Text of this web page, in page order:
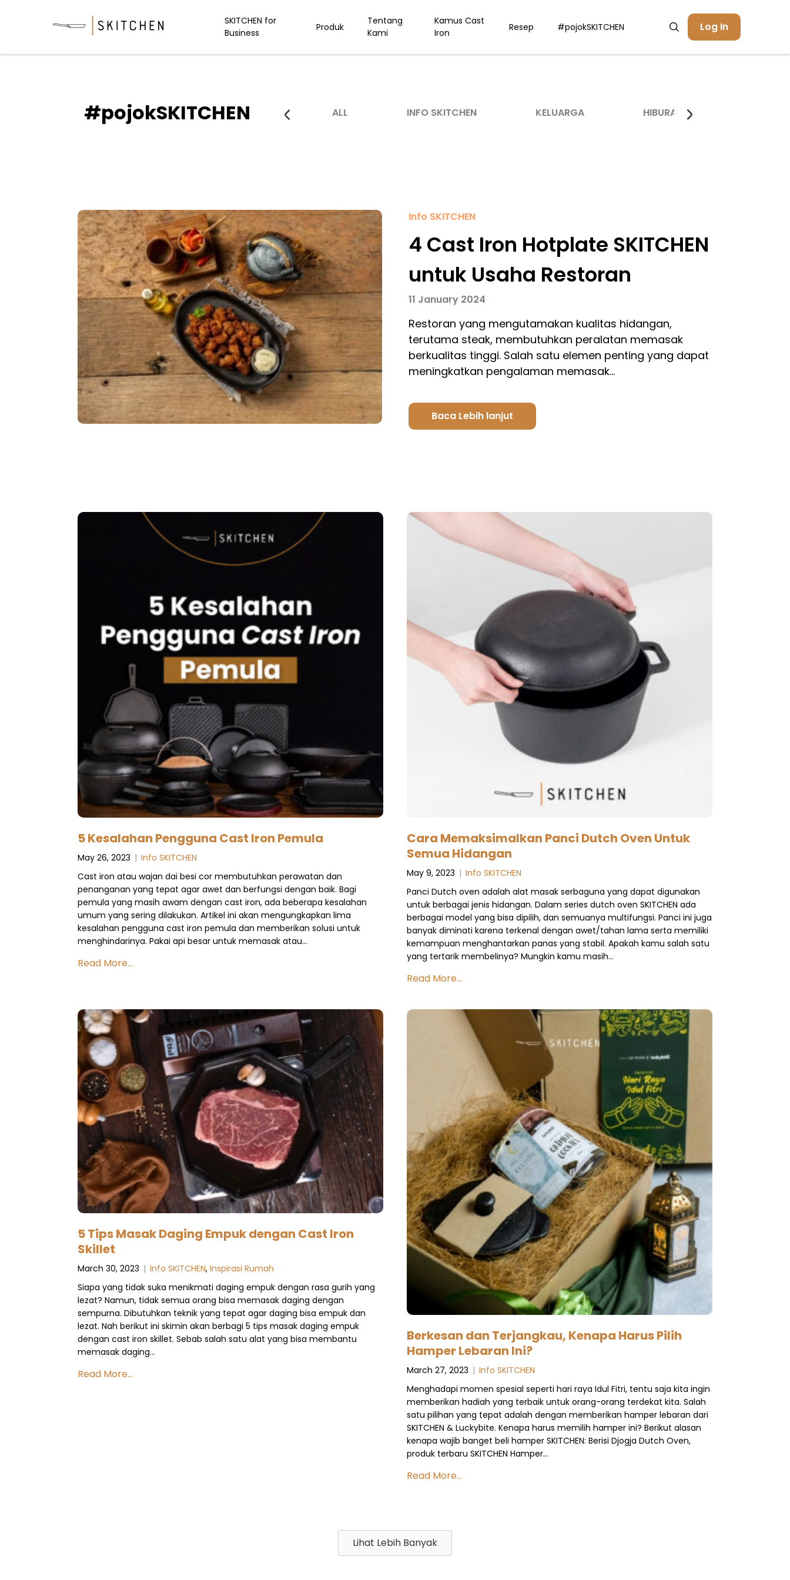
SKITCHEN for
Business
Produk
Tentang
Kami
Kamus Cast
Iron
Resep #pojokSKITCHEN Log In
#pojokSKITCHEN ALL INFO SKITCHEN KELUARGA HIBURAN
Info SKITCHEN
4 Cast Iron Hotplate SKITCHEN
untuk Usaha Restoran
11 January 2024
Restoran yang mengutamakan kualitas hidangan,
terutama steak, membutuhkan peralatan memasak
berkualitas tinggi. Salah satu elemen penting yang dapat
meningkatkan pengalaman memasak…
Baca Lebih lanjut
5 Kesalahan Pengguna Cast Iron Pemula
May 26, 2023 | Info SKITCHEN
Cast iron atau wajan dai besi cor membutuhkan perawatan dan
penanganan yang tepat agar awet dan berfungsi dengan baik. Bagi
pemula yang masih awam dengan cast iron, ada beberapa kesalahan
umum yang sering dilakukan. Artikel ini akan mengungkapkan lima
kesalahan pengguna cast iron pemula dan memberikan solusi untuk
menghindarinya. Pakai api besar untuk memasak atau…
Read More...
Cara Memaksimalkan Panci Dutch Oven Untuk
Semua Hidangan
May 9, 2023 | Info SKITCHEN
Panci Dutch oven adalah alat masak serbaguna yang dapat digunakan
untuk berbagai jenis hidangan. Dalam series dutch oven SKITCHEN ada
berbagai model yang bisa dipilih, dan semuanya multifungsi. Panci ini juga
banyak diminati karena terkenal dengan awet/tahan lama serta memiliki
kemampuan menghantarkan panas yang stabil. Apakah kamu salah satu
yang tertarik membelinya? Mungkin kamu masih…
Read More...
5 Tips Masak Daging Empuk dengan Cast Iron
Skillet
March 30, 2023 | Info SKITCHEN, Inspirasi Rumah
Siapa yang tidak suka menikmati daging empuk dengan rasa gurih yang
lezat? Namun, tidak semua orang bisa memasak daging dengan
sempurna. Dibutuhkan teknik yang tepat agar daging bisa empuk dan
lezat. Nah berikut ini skimin akan berbagi 5 tips masak daging empuk
dengan cast iron skillet. Sebab salah satu alat yang bisa membantu
memasak daging…
Read More...
Berkesan dan Terjangkau, Kenapa Harus Pilih
Hamper Lebaran Ini?
March 27, 2023 | Info SKITCHEN
Menghadapi momen spesial seperti hari raya Idul Fitri, tentu saja kita ingin
memberikan hadiah yang terbaik untuk orang-orang terdekat kita. Salah
satu pilihan yang tepat adalah dengan memberikan hamper lebaran dari
SKITCHEN & Luckybite. Kenapa harus memilih hamper ini? Berikut alasan
kenapa wajib banget beli hamper SKITCHEN: Berisi Djogja Dutch Oven,
produk terbaru SKITCHEN Hamper…
Read More...
Lihat Lebih Banyak